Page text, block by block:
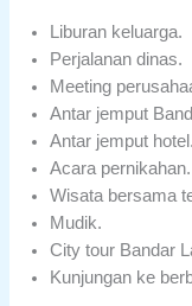
Liburan keluarga.
Perjalanan dinas.
Meeting
Antar jemput
Antar jemput hotel.
Acara pernikahan.
Wisata bersama
Mudik.
City tour Bandar
Kunjungan ke